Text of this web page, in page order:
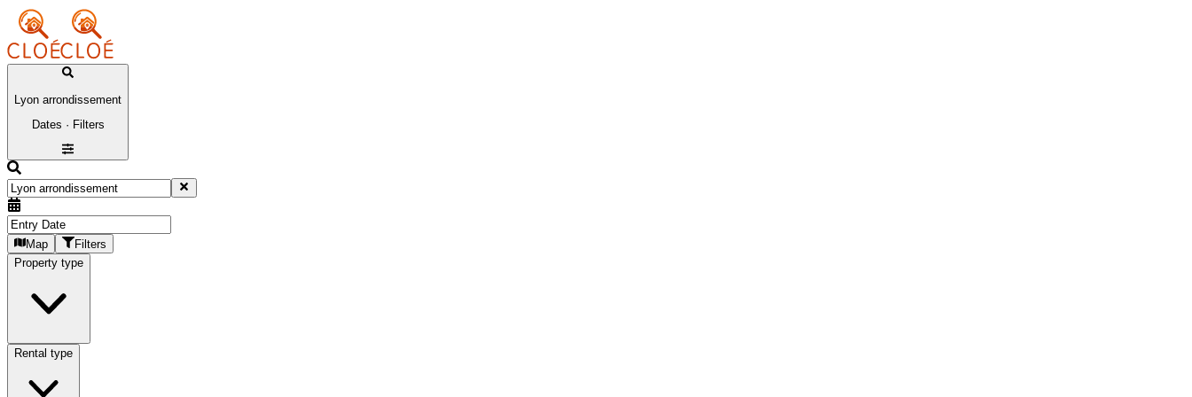
Lyon arrondissement
Dates · Filters
Map
Filters
Property type
Rental type